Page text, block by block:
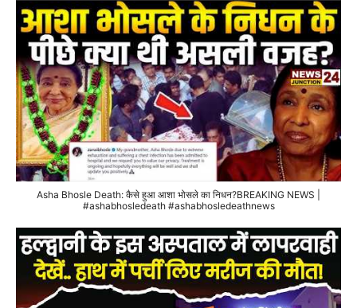
Asha Bhosle Death: कैसे हुआ आशा भोसले का निधन?BREAKING NEWS |
#ashabhosledeath #ashabhosledeathnews